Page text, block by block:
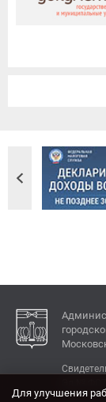
Для улучшения